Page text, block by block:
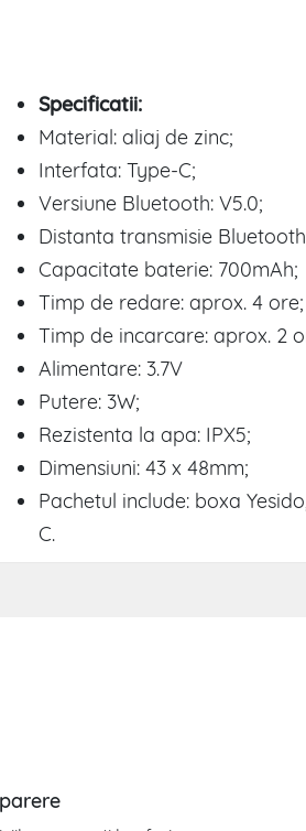
Specificatii:
Material: aliaj de zinc;
Interfata: Type-C;
Versiune Bluetooth: V5.0;
Distanta transmisie
Capacitate baterie: 700mAh;
Timp de redare: aprox. 4 ore;
Timp de incarcare: aprox. 2
Alimentare: 3.7V
Putere: 3W;
Rezistenta la apa: IPX5;
Dimensiuni: 43 x 48mm;
Pachetul include: boxa
C.